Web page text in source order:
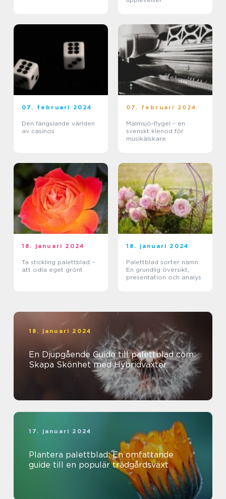
07. februari 2024
Den fängslande världen
av casinos
07. februari 2024
Malmsjö-flygel – en
svenskt klenod för
musikälskare
18. januari 2024
Ta stickling palettblad –
att odla eget grönt
18. januari 2024
Palettblad sorter namn:
En grundlig översikt,
presentation och analys
18. januari 2024
En Djupgående Guide till palettblad com:
Skapa Skönhet med Hybridväxter
17. januari 2024
Plantera palettblad: En omfattande
guide till en populär trädgårdsväxt